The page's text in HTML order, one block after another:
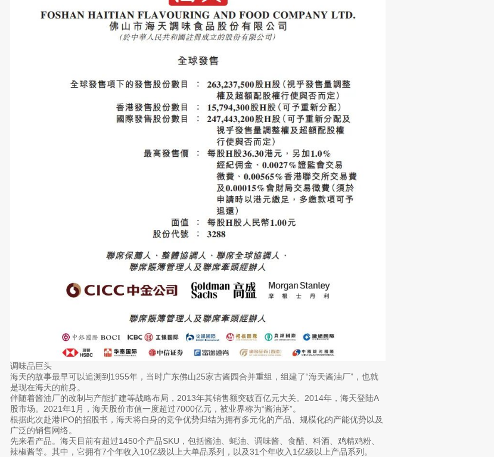
调味品巨头
海天的故事最早可以追溯到1955年，当时广东佛山25家古酱园合并重组，组建了“海天酱油厂”，也就
是现在海天的前身。
伴随着酱油厂的改制与产能扩建等战略布局，2013年其销售额突破百亿元大关。2014年，海天登陆A
股市场。2021年1月，海天股价市值一度超过7000亿元，被业界称为“酱油茅”。
根据此次赴港IPO的招股书，海天将自身的竞争优势归结为拥有多元化的产品、规模化的产能优势以及
广泛的销售网络。
先来看产品。海天目前有超过1450个产品SKU，包括酱油、蚝油、调味酱、食醋、料酒、鸡精鸡粉、
辣椒酱等。其中，它拥有7个年收入10亿级以上大单品系列，以及31个年收入1亿级以上产品系列。